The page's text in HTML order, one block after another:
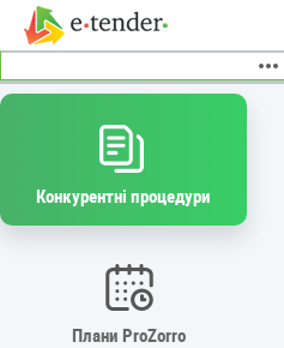
Конкурентні процедури
Плани ProZorro